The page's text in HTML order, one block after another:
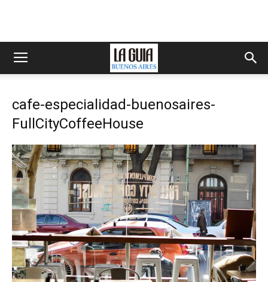
cafe-especialidad-buenosaires-
FullCityCoffeeHouse